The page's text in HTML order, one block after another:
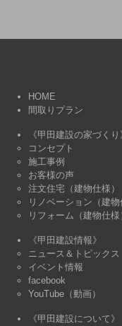
HOME
間取りプラン
《甲田建設の家づくり
コンセプト
施工事例
お客様の声
注文住宅（建物仕様）
リノベーション（建物
リフォーム（建物仕様
《甲田建設情報》
ニュース＆トピックス
イベント情報
facebook
YouTube（動画）
《甲田建設について》